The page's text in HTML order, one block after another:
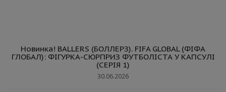
Новинка! BALLERS (БОЛЛЕРЗ). FIFA GLOBAL (ФІФА
ГЛОБАЛ): ФІГУРКА-СЮРПРИЗ ФУТБОЛІСТА У КАПСУЛІ
(СЕРІЯ 1)
30.06.2026